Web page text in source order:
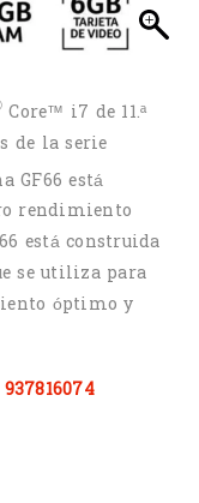
Core™ i7 de 11.ª
de la serie
GF66 está
rendimiento
está construida
se utiliza para
óptimo y
937816074